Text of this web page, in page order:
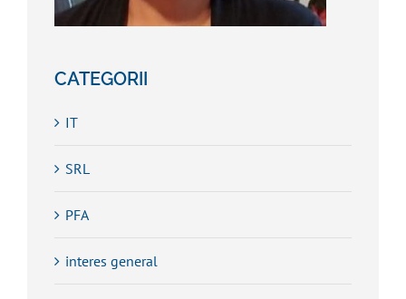
CATEGORII
IT
SRL
PFA
interes general